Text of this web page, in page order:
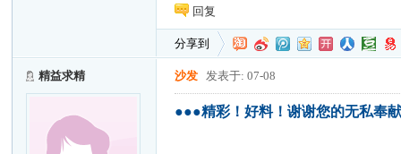
回复
分享到
精益求精 沙发 发表于: 07-08
●●●精彩！好料！谢谢您的无私奉